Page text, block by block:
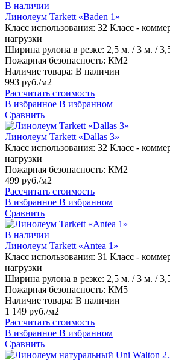
В наличии
Линолеум Tarkett «Baden 1»
Класс использования: 32 Класс -
нагрузки
Ширина рулона в резке: 2,5 м. / 3 м. /
Пожарная безопасность: КМ2
Наличие товара: В наличии
993 руб./м2
Рассчитать стоимость
В избранное В избранном
Сравнить
Линолеум Tarkett «Dallas 3»
Класс использования: 32 Класс -
нагрузки
Пожарная безопасность: КМ2
499 руб./м2
Рассчитать стоимость
В избранное В избранном
Сравнить
В наличии
Линолеум Tarkett «Antea 1»
Класс использования: 31 Класс -
нагрузки
Ширина рулона в резке: 2,5 м. / 3 м. /
Пожарная безопасность: КМ5
Наличие товара: В наличии
1 149 руб./м2
Рассчитать стоимость
В избранное В избранном
Сравнить